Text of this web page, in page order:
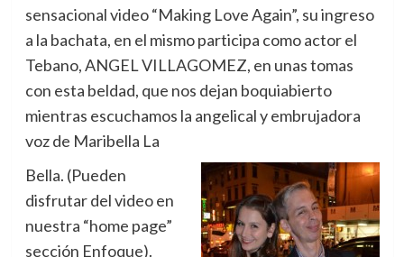
sensacional video “Making Love Again”, su ingreso
a la bachata, en el mismo participa como actor el
Tebano, ANGEL VILLAGOMEZ, en unas tomas
con esta beldad, que nos dejan boquiabierto
mientras escuchamos la angelical y embrujadora
voz de Maribella La
Bella. (Pueden
disfrutar del video en
nuestra “home page”
sección Enfoque).